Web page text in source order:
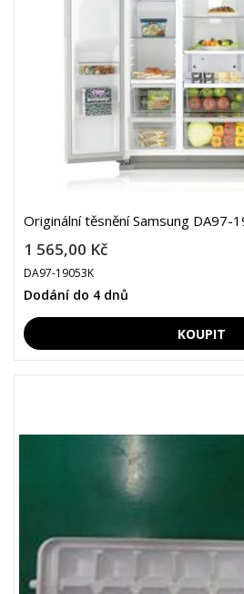
Originální těsnění Samsung DA97-
1 565,00 Kč
DA97-19053K
Dodání do 4 dnů